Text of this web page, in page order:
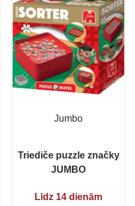
Jumbo
Triediče puzzle značky
JUMBO
Līdz 14 dienām